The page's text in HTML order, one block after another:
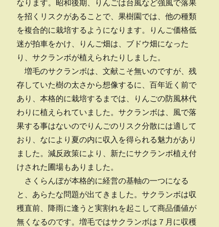
なります。昭和後期、りんごは台風など強風で落果
を招くリスクがあることで、果樹園では、他の種類
を複合的に栽培するようになります。りんご価格低
迷が拍車をかけ、りんご畑は、ブドウ畑になった
り、サクランボが植えられたりしました。
増毛のサクランボは、文献こそ無いのですが、残
存していた樹の太さから想像するに、百年近く前で
あり、本格的に栽培するまでは、りんごの防風林代
わりに植えられていました。サクランボは、風で落
果する事はないのでりんごのリスク分散には適して
おり、なにより夏の内に収入を得られる魅力があり
ました。減反政策により、新たにサクランボ植え付
けされた圃場もありました。
さくらんぼが本格的に経営の基軸の一つになる
と、あらたな問題が出てきました。サクランボは収
穫直前、降雨に逢うと実割れを起こして商品価値が
無くなるのです。増毛ではサクランボは７月に収穫